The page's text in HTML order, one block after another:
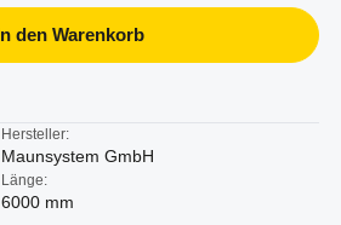
In den Warenkorb
Hersteller:
Maunsystem GmbH
Länge:
6000 mm